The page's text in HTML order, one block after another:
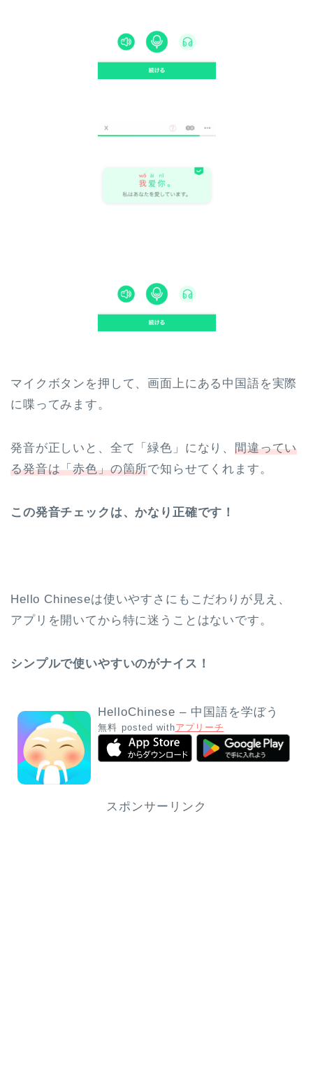
マイクボタンを押して、画面上にある中国語を実際
に喋ってみます。
発音が正しいと、全て「緑色」になり、間違ってい
る発音は「赤色」の箇所で知らせてくれます。
この発音チェックは、かなり正確です！
Hello Chineseは使いやすさにもこだわりが見え、
アプリを開いてから特に迷うことはないです。
シンプルで使いやすいのがナイス！
HelloChinese – 中国語を学ぼう
無料 posted withアプリーチ
スポンサーリンク